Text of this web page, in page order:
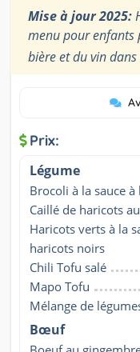
Mise à jour 2025:
menu pour enfants
bière et du vin
Prix:
Légume
Brocoli à la sauce à
Caillé de haricots
Haricots verts à la
haricots noirs
Chili Tofu salé
Mapo Tofu
Mélange de
Bœuf